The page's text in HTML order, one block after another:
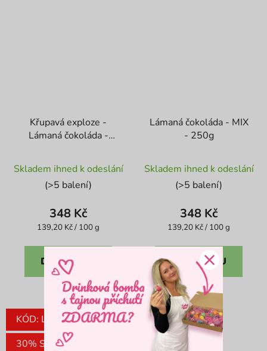
Křupavá exploze -
Lámaná čokoláda -
Skladem ihned k odeslání
(>5 balení)
348 Kč
Měrná
139,20 Kč / 100 g
DO KOŠÍKU
Lámaná čokoláda - MIX
- 250g
Skladem ihned k odeslání
(>5 balení)
348 Kč
Měrná
139,20 Kč / 100 g
DO KOŠÍKU
KÓD: LETO30
30% SLEVA